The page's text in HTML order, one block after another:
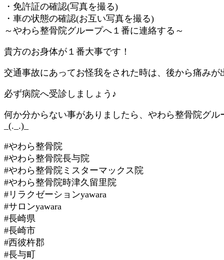
・免許証の確認(写真を撮る)
・車の状態の確認(お互い写真を撮る)
～やわら整骨院グループへ１番に連絡する～
貴方のお身体が１番大事です！
交通事故にあってお怪我をされた時は、後から痛みが
必ず病院へ受診しましょう♪
何か分からない事がありましたら、やわら整骨院グル
_(._.)_
#やわら整骨院
#やわら整骨院長与院
#やわら整骨院ミスターマックス院
#やわら整骨院時津久留里院
#リラクゼーションyawara
#サロンyawara
#長崎県
#長崎市
#西彼杵郡
#長与町